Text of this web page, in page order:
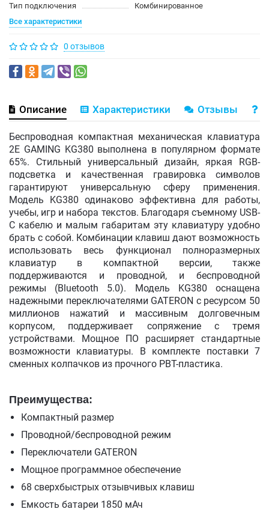
Тип подключения
Комбинированное
Все характеристики
0 отзывов
Описание Характеристики Отзывы
Беспроводная компактная механическая клавиатура
2E GAMING KG380 выполнена в популярном формате
65%. Стильный универсальный дизайн, яркая RGB-
подсветка и качественная гравировка символов
гарантируют универсальную сферу применения.
Модель KG380 одинаково эффективна для работы,
учебы, игр и набора текстов. Благодаря съемному USB-
C кабелю и малым габаритам эту клавиатуру удобно
брать с собой. Комбинации клавиш дают возможность
использовать весь функционал полноразмерных
клавиатур в компактной версии, также
поддерживаются и проводной, и беспроводной
режимы (Bluetooth 5.0). Модель KG380 оснащена
надежными переключателями GATERON с ресурсом 50
миллионов нажатий и массивным долговечным
корпусом, поддерживает сопряжение с тремя
устройствами. Мощное ПО расширяет стандартные
возможности клавиатуры. В комплекте поставки 7
сменных колпачков из прочного PBT-пластика.
Преимущества:
Компактный размер
Проводной/беспроводной режим
Переключатели GATERON
Мощное программное обеспечение
68 сверхбыстрых отзывчивых клавиш
Емкость батареи 1850 мАч